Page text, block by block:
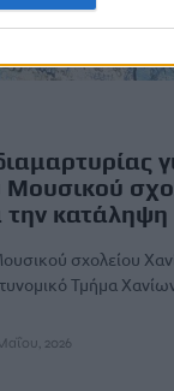
την κατάληψη
σχολείου
Τμήμα
2026